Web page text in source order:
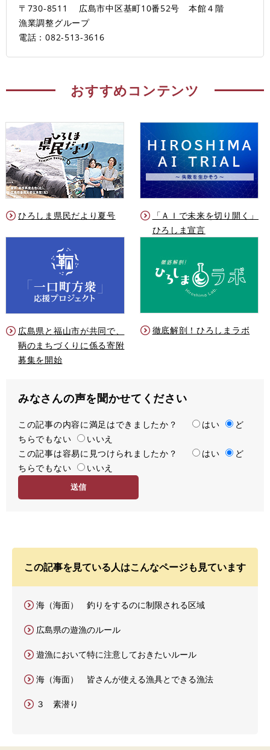
〒730-8511
広島市中区基町10番52号 本館４階
漁業調整グループ
電話：082-513-3616
おすすめコンテンツ
ひろしま県民だより夏号
「ＡＩで未来を切り開く」
ひろしま宣言
広島県と福山市が共同で、
鞆のまちづくりに係る寄附
募集を開始
徹底解剖！ひろしまラボ
みなさんの声を聞かせてください
満
足
度
この記事の内容に満足はできましたか？ はい
ど
ちらでもない
いいえ
容
易
この記事は容易に見つけられましたか？ はい
ど
ちらでもない
いいえ
この記事を見ている人はこんなページも見ています
海（海面） 釣りをするのに制限される区域
広島県の遊漁のルール
遊漁において特に注意しておきたいルール
海（海面） 皆さんが使える漁具とできる漁法
３ 素潜り